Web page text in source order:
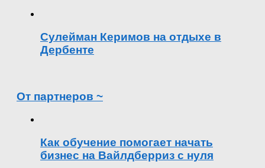
Сулейман Керимов на отдыхе в
Дербенте
От партнеров ~
Как обучение помогает начать
бизнес на Вайлдберриз с нуля